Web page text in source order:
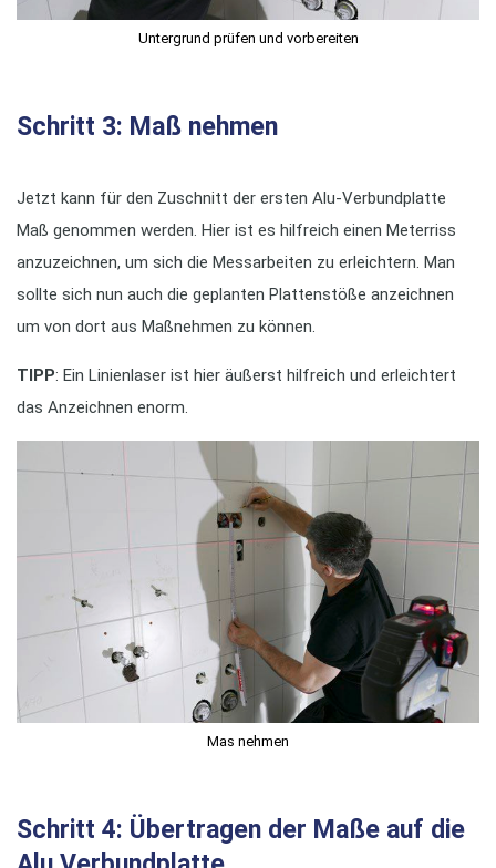
Untergrund prüfen und vorbereiten
Schritt 3: Maß nehmen
Jetzt kann für den Zuschnitt der ersten Alu-Verbundplatte
Maß genommen werden. Hier ist es hilfreich einen Meterriss
anzuzeichnen, um sich die Messarbeiten zu erleichtern. Man
sollte sich nun auch die geplanten Plattenstöße anzeichnen
um von dort aus Maßnehmen zu können.
TIPP: Ein Linienlaser ist hier äußerst hilfreich und erleichtert
das Anzeichnen enorm.
Mas nehmen
Schritt 4: Übertragen der Maße auf die